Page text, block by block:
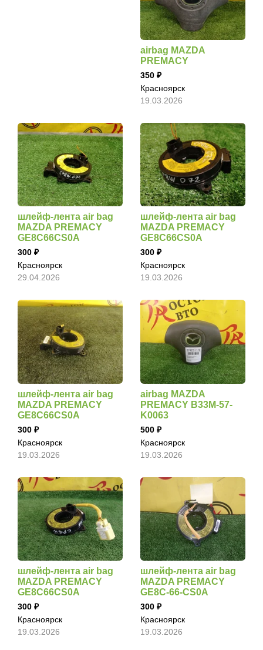
airbag MAZDA
PREMACY
350
Красноярск
19.03.2026
шлейф-лента air bag
MAZDA PREMACY
GE8C66CS0A
300
Красноярск
29.04.2026
шлейф-лента air bag
MAZDA PREMACY
GE8C66CS0A
300
Красноярск
19.03.2026
шлейф-лента air bag
MAZDA PREMACY
GE8C66CS0A
300
Красноярск
19.03.2026
airbag MAZDA
PREMACY B33M-57-
K0063
500
Красноярск
19.03.2026
шлейф-лента air bag
MAZDA PREMACY
GE8C66CS0A
300
Красноярск
19.03.2026
шлейф-лента air bag
MAZDA PREMACY
GE8C-66-CS0A
300
Красноярск
19.03.2026